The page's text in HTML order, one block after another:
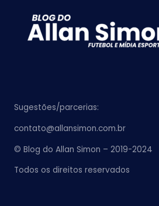
Sugestões/parcerias:
contato@allansimon.com.br
© Blog do Allan Simon – 2019-2024
Todos os direitos reservados